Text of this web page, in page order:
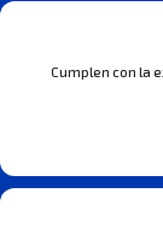
Cumplen con la